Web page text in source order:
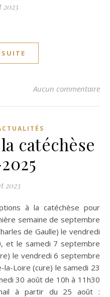
2023
Aucun commentaire
catéchèse
2023
semaine de septembre
de Gaulle) le vendredi
et le samedi 7 septembre
le vendredi 6 septembre
Loire (cure) le samedi 23
30 août de 10h à 11h30
à partir du 25 août :